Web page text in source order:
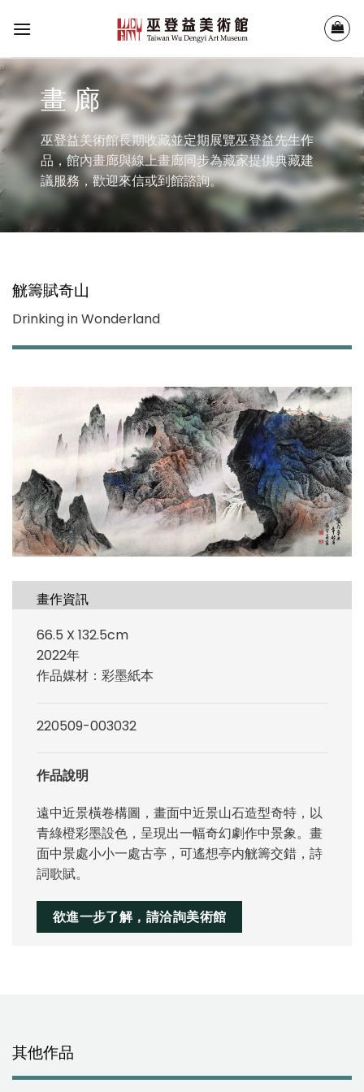
畫 廊
巫登益美術館長期收藏並定期展覽巫登益先生作
品，館內畫廊與線上畫廊同步為藏家提供典藏建
議服務，歡迎來信或到館諮詢。
觥籌賦奇山
Drinking in Wonderland
畫作資訊
66.5 X 132.5cm
2022年
作品媒材：彩墨紙本
220509-003032
作品說明
遠中近景橫卷構圖，畫面中近景山石造型奇特，以
青綠橙彩墨設色，呈現出一幅奇幻劇作中景象。畫
面中景處小小一處古亭，可遙想亭内觥籌交錯，詩
詞歌賦。
欲進一步了解，請洽詢美術館
其他作品